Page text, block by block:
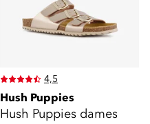
4,5
Hush Puppies
Hush Puppies dames